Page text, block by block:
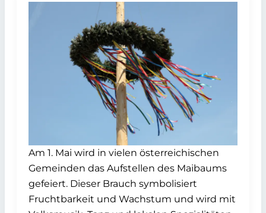
Am 1. Mai wird in vielen österreichischen
Gemeinden das Aufstellen des Maibaums
gefeiert. Dieser Brauch symbolisiert
Fruchtbarkeit und Wachstum und wird mit